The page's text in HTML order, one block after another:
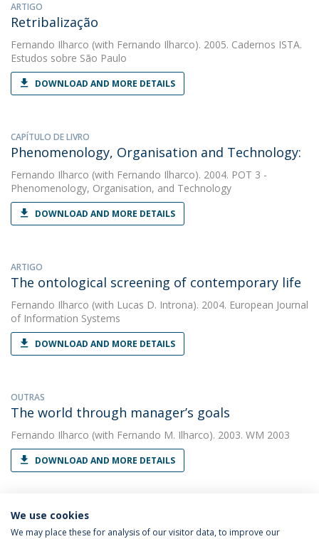
ARTIGO
Retribalização
Fernando Ilharco (with Fernando Ilharco). 2005. Cadernos ISTA.
Estudos sobre São Paulo
DOWNLOAD AND MORE DETAILS
CAPÍTULO DE LIVRO
Phenomenology, Organisation and Technology:
Fernando Ilharco (with Fernando Ilharco). 2004. POT 3 -
Phenomenology, Organisation, and Technology
DOWNLOAD AND MORE DETAILS
ARTIGO
The ontological screening of contemporary life
Fernando Ilharco (with Lucas D. Introna). 2004. European Journal
of Information Systems
DOWNLOAD AND MORE DETAILS
OUTRAS
The world through manager’s goals
Fernando Ilharco (with Fernando M. Ilharco). 2003. WM 2003
DOWNLOAD AND MORE DETAILS
We use cookies
We may place these for analysis of our visitor data, to improve our